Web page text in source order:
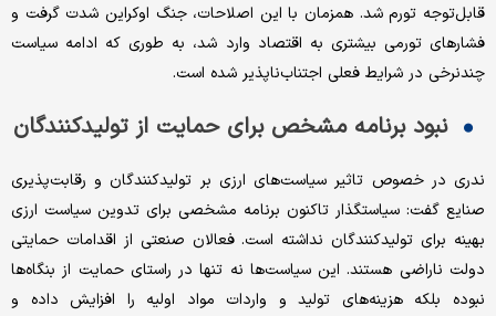
قابل‌توجه تورم شد. همزمان با این اصلاحات، جنگ اوکراین شدت گرفت و
فشارهای تورمی بیشتری به اقتصاد وارد شد، به طوری که ادامه سیاست
چندنرخی در شرایط فعلی اجتناب‌ناپذیر شده است.
نبود برنامه مشخص برای حمایت از تولیدکنندگان
ندری در خصوص تاثیر سیاست‌های ارزی بر تولیدکنندگان و رقابت‌پذیری
صنایع گفت: سیاستگذار تاکنون برنامه مشخصی برای تدوین سیاست ارزی
بهینه برای تولیدکنندگان نداشته است. فعالان صنعتی از اقدامات حمایتی
دولت ناراضی هستند. این سیاست‌ها نه تنها در راستای حمایت از بنگاه‌ها
نبوده بلکه هزینه‌های تولید و واردات مواد اولیه را افزایش داده و